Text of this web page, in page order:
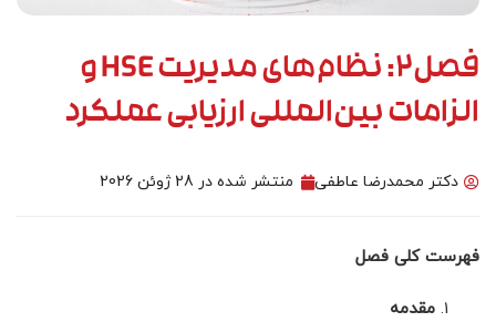
فصل2: نظام‌های مدیریت HSE و
الزامات بین‌المللی ارزیابی عملکرد
دکتر محمدرضا عاطفی منتشر شده در 28 ژوئن 2026
فهرست کلی فصل
مقدمه